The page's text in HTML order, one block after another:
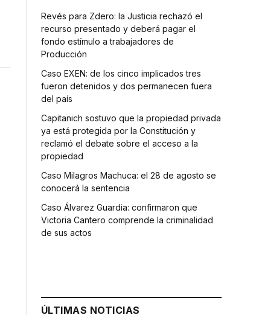
Revés para Zdero: la Justicia rechazó el
recurso presentado y deberá pagar el
fondo estímulo a trabajadores de
Producción
Caso EXEN: de los cinco implicados tres
fueron detenidos y dos permanecen fuera
del país
Capitanich sostuvo que la propiedad privada
ya está protegida por la Constitución y
reclamó el debate sobre el acceso a la
propiedad
Caso Milagros Machuca: el 28 de agosto se
conocerá la sentencia
Caso Álvarez Guardia: confirmaron que
Victoria Cantero comprende la criminalidad
de sus actos
ÚLTIMAS NOTICIAS